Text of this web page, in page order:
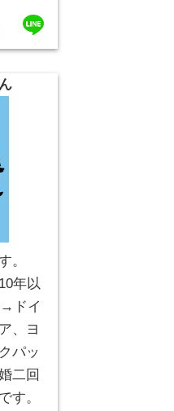
line
。
年以
ドイ
、ヨ
パッ
二回
す。